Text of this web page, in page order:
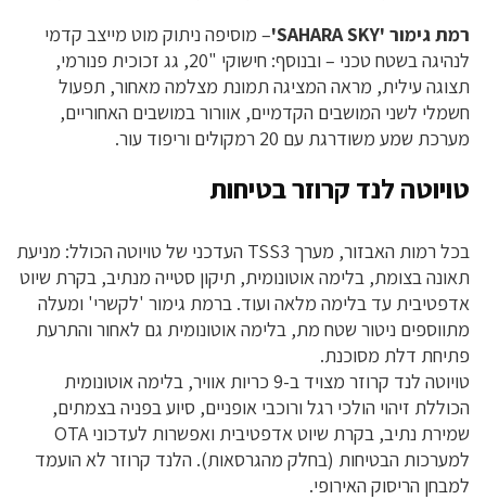
רמת גימור 'SAHARA SKY'
– מוסיפה ניתוק מוט מייצב קדמי
לנהיגה בשטח טכני – ובנוסף: חישוקי "20, גג זכוכית פנורמי,
תצוגה עילית, מראה המציגה תמונת מצלמה מאחור, תפעול
חשמלי לשני המושבים הקדמיים, אוורור במושבים האחוריים,
מערכת שמע משודרגת עם 20 רמקולים וריפוד עור.
טויוטה לנד קרוזר בטיחות
בכל רמות האבזור, מערך TSS3 העדכני של טויוטה הכולל: מניעת
תאונה בצומת, בלימה אוטונומית, תיקון סטייה מנתיב, בקרת שיוט
אדפטיבית עד בלימה מלאה ועוד. ברמת גימור 'לקשרי' ומעלה
מתווספים ניטור שטח מת, בלימה אוטונומית גם לאחור והתרעת
פתיחת דלת מסוכנת.
טויוטה לנד קרוזר מצויד ב-9 כריות אוויר, בלימה אוטונומית
הכוללת זיהוי הולכי רגל ורוכבי אופניים, סיוע בפניה בצמתים,
שמירת נתיב, בקרת שיוט אדפטיבית ואפשרות לעדכוני OTA
למערכות הבטיחות (בחלק מהגרסאות). הלנד קרוזר לא הועמד
למבחן הריסוק האירופי.